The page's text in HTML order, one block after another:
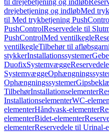
til drejebetjening og indløb
drejebetjening og indløbMed
til Med trykbetjening
PushControlReservedele til
PushControlMed ventilkegle
ventilkegleTilbehør til
stykkerInstallationssystemer
DuofixSystemvægge
Systemvægge
Ophængningssystemer
TilbehørInstallationselementer
InstallationselementerWC-
elementerHåndvask-elementer
elementerBidet-elementer
elementerReservedele til Urinal-